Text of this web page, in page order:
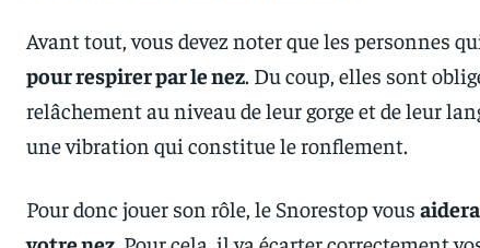
Avant tout, vous devez noter que les personnes
pour respirer par le nez. Du coup, elles sont
relâchement au niveau de leur gorge et de leur
une vibration qui constitue le ronflement.
Pour donc jouer son rôle, le Snorestop vous